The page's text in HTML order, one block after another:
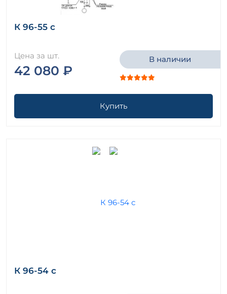
К 96-55 с
Цена за шт.
42 080 ₽
В наличии
Купить
К 96-54 с